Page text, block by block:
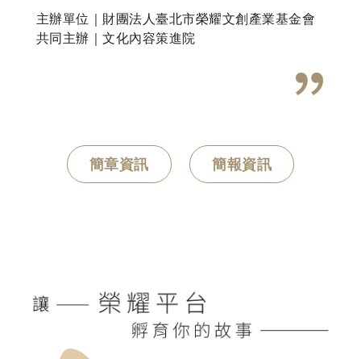
主辦單位｜財團法人臺北市榮耀文創產業基金會
共同主辦｜文化內容策進院
簡章資訊 簡報資訊